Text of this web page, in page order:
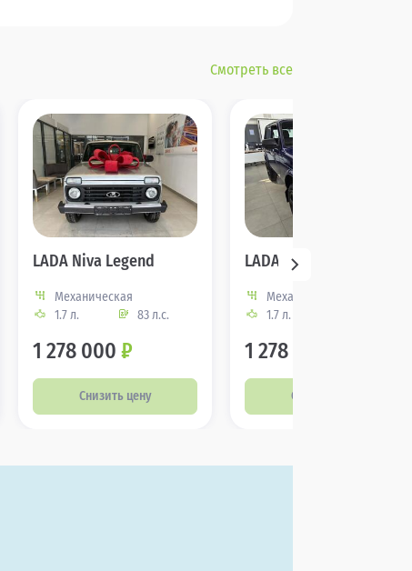
Смотреть все
LADA Niva Legend
Механическая
1.7 л.
83 л.с.
1 278 000 ₽
Снизить цену
LADA Niva Legend
Механическая
1.7 л.
1 278 000
Снизить цену